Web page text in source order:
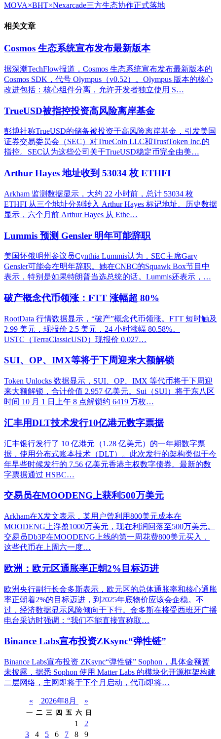
MOVA×BHT×Nexarcade三方生态协作正式落地
相关文章
Cosmos 生态系统宣布发布最新版本
据深潮TechFlow报道，Cosmos 生态系统宣布发布最新版本的
Cosmos SDK，代号 Olympus（v0.52）。Olympus 版本的核心
改进包括：核心组件分离，允许开发者独立使用 S…
TrueUSD被指控投资高风险离岸基金
彭博社称TrueUSD的储备被投资于高风险离岸基金，引发美国
证券交易委员会（SEC）对TrueCoin LLC和TrustToken Inc.的
指控。SEC认为这些公司关于TrueUSD稳定币完全由美…
Arthur Hayes 地址收到 53034 枚 ETHFI
Arkham 监测数据显示，大约 22 小时前，总计 53034 枚
ETHFI 从三个地址分别转入 Arthur Hayes 标记地址。历史数据
显示，六个月前 Arthur Hayes 从 Ethe…
Lummis 预测 Gensler 明年可能辞职
美国怀俄明州参议员Cynthia Lummis认为，SEC主席Gary
Gensler可能会在明年辞职。她在CNBC的Squawk Box节目中
表示，特别是如果特朗普当选总统的话。Lummis还表示，…
破产概念代币领涨：FTT 涨幅超 80%
RootData 行情数据显示，“破产”概念代币领涨。FTT 短时触及
2.99 美元，现报价 2.5 美元，24 小时涨幅 80.58%。
USTC（TerraClassicUSD）现报价 0.027…
SUI、OP、IMX等将于下周迎来大额解锁
Token Unlocks 数据显示，SUI、OP、IMX 等代币将于下周迎
来大额解锁，合计价值 2.957 亿美元。Sui（SUI）将于东八区
时间 10 月 1 日上午 8 点解锁约 6419 万枚…
汇丰用DLT技术发行10亿港元数字票据
汇丰银行发行了 10 亿港元（1.28 亿美元）的一年期数字票
据，使用分布式账本技术（DLT）。此次发行的架构类似于今
年早些时候发行的 7.56 亿美元香港主权数字债券。最新的数
字票据通过 HSBC…
交易员在MOODENG上获利500万美元
Arkham在X发文表示，某用户曾利用800美元成本在
MOODENG上浮盈1000万美元，现在利润回落至500万美元。
交易员Db3P在MOODENG上线的第一周花费800美元买入，
这些代币在上周六一度…
欧洲：欧元区通胀率正朝2%目标迈进
欧洲央行副行长金多斯表示，欧元区的总体通胀率和核心通胀
率正朝着2%的目标迈进，到2025年底物价应该会企稳。不
过，经济数据显示风险倾向于下行。金多斯在接受西班牙广播
电台采访时强调：“我们不能直接宣称取…
Binance Labs宣布投资ZKsync“弹性链”
Binance Labs宣布投资 ZKsync“弹性链” Sophon，具体金额暂
未披露，据悉 Sophon 使用 Matter Labs 的模块化开源框架构建
二层网络，主网即将于下个月启动，代币即将…
« 2026年8月 »
一 二 三 四 五 六 日
1
2
3
4 5 6 7 8
9